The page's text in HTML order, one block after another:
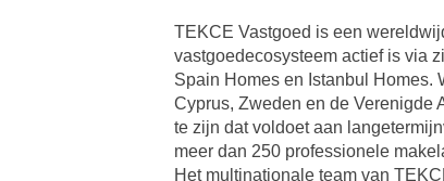
TEKCE Vastgoed is een
vastgoedecosysteem actief is via
Spain Homes en Istanbul Homes.
Cyprus, Zweden en de Verenigde
te zijn dat voldoet aan
meer dan 250 professionele
Het multinationale team van